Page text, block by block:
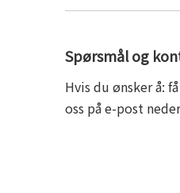
Spørsmål og
Hvis du ønsker å:
oss på e-post